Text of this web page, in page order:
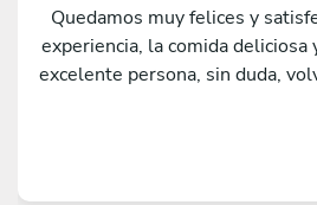
Quedamos muy felices y
experiencia, la comida deliciosa
excelente persona, sin duda,